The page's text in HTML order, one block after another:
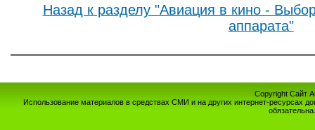
Назад к разделу "Авиация в кино -
аппарата"
Copyright Сайт
Использование материалов в средствах СМИ и на других интернет-ресурсах
обязательна.